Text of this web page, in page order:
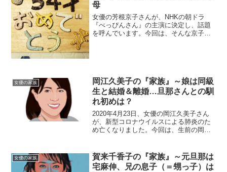
母
女優の芳根京子さんが、NHKの朝ドラ
『べっぴんさん』の主演に決定し、話題
を呼んでいます。今回は、そんな京子さ
女優の家族
岡江久美子の『家族』～娘は同級
生と結婚＆離婚…旦那さんとの馴
れ初めは？
2020年4月23日、女優の岡江久美子さん
が、新型コロナウイルスによる肺炎のた
め亡くなりました。今回は、生前の岡江
ィール】名前：岡江久美子（おかえ・く
みこ）生年月日：1...
女優の家族
賀来千香子の『家族』～元旦那は
宅麻伸、兄の息子（＝甥っ子）は